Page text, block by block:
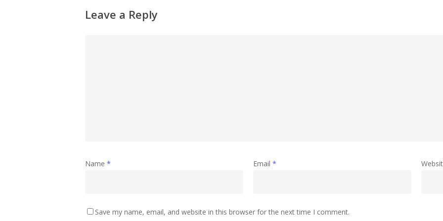
Leave a Reply
Name * Email *
Save my name, email, and website in this browser for the next time I comment.